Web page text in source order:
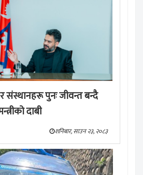
र संस्थानहरू पुनः जीवन्त बन्दै
दाबी
शनिबार, साउन २३, २०८३